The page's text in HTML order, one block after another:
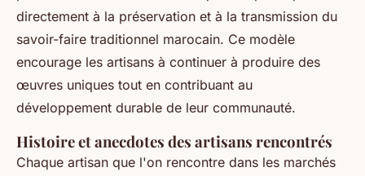
directement à la préservation et à la transmission du
savoir-faire traditionnel marocain. Ce modèle
encourage les artisans à continuer à produire des
œuvres uniques tout en contribuant au
développement durable de leur communauté.
Histoire et anecdotes des artisans rencontrés
Chaque artisan que l'on rencontre dans les marchés